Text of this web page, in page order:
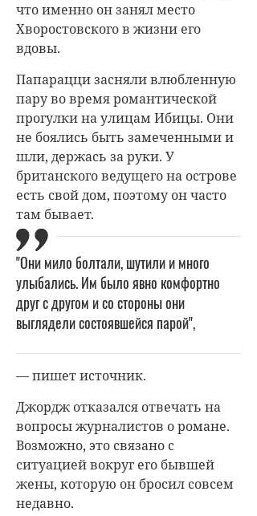
что именно он занял место
Хворостовского в жизни его
вдовы.
Папарацци засняли влюбленную
пару во время романтической
прогулки на улицам Ибицы. Они
не боялись быть замеченными и
шли, держась за руки. У
британского ведущего на острове
есть свой дом, поэтому он часто
там бывает.
"Они мило болтали, шутили и много
улыбались. Им было явно комфортно
друг с другом и со стороны они
выглядели состоявшейся парой",
— пишет источник.
Джордж отказался отвечать на
вопросы журналистов о романе.
Возможно, это связано с
ситуацией вокруг его бывшей
жены, которую он бросил совсем
недавно.